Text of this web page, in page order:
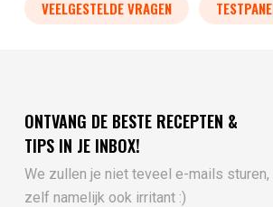
VEELGESTELDE VRAGEN
ONTVANG DE BESTE RECEPTEN &
TIPS IN JE INBOX!
We zullen je niet teveel e-mails sturen,
zelf namelijk ook irritant :)